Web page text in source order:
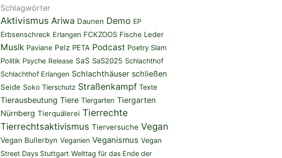
Schlagwörter
Aktivismus Ariwa Daunen Demo EP
Erbsenschreck Erlangen FCKZOOS Fische Leder
Musik Paviane Pelz PETA Podcast Poetry Slam
Politik Psyche Release SaS SaS2025 Schlachthof
Schlachthof Erlangen Schlachthäuser schließen
Seide Soko Tierschutz Straßenkampf Texte
Tierausbeutung Tiere Tiergarten Tiergarten
Nürnberg Tierquälerei Tierrechte
Tierrechtsaktivismus Tierversuche Vegan
Vegan Bullerbyn Veganien Veganismus Vegan
Street Days Stuttgart Welttag für das Ende der